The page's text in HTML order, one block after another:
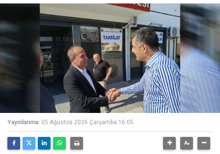
Yayınlanma: 05 Ağustos 2026 Çarşamba 16:05